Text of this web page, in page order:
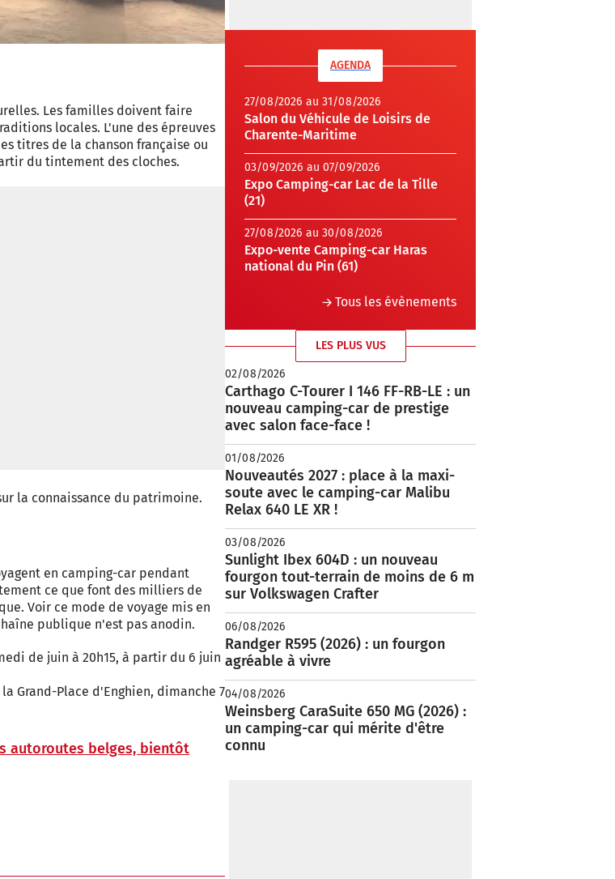
Les familles doivent faire
locales. L'une des épreuves
titres de la chanson française ou
du tintement des cloches.
la connaissance du patrimoine.
en camping-car pendant
ce que font des milliers de
Voir ce mode de voyage mis en
publique n'est pas anodin.
de juin à 20h15, à partir du 6 juin
Grand-Place d'Enghien, dimanche 7
autoroutes belges, bientôt
AGENDA
27/08/2026 au 31/08/2026
Salon du Véhicule de Loisirs de
Charente-Maritime
03/09/2026 au 07/09/2026
Expo Camping-car Lac de la Tille
(21)
27/08/2026 au 30/08/2026
Expo-vente Camping-car Haras
national du Pin (61)
Tous les évènements
LES PLUS VUS
02/08/2026
Carthago C-Tourer I 146 FF-RB-LE : un
nouveau camping-car de prestige
avec salon face-face !
01/08/2026
Nouveautés 2027 : place à la maxi-
soute avec le camping-car Malibu
Relax 640 LE XR !
03/08/2026
Sunlight Ibex 604D : un nouveau
fourgon tout-terrain de moins de 6 m
sur Volkswagen Crafter
06/08/2026
Randger R595 (2026) : un fourgon
agréable à vivre
04/08/2026
Weinsberg CaraSuite 650 MG (2026) :
un camping-car qui mérite d'être
connu